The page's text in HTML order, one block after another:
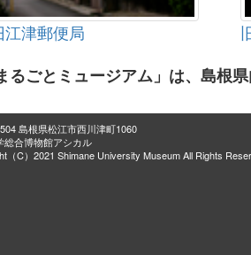
江津郵便局
るごとミュージアム」は、島根
島根県松江市西川津町1060
総合博物館アシカル
（C）2021 Shimane University Museum All Rights